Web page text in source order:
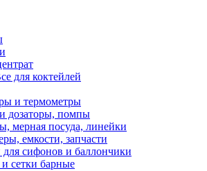
для коктейлей
и термометры
дозаторы, помпы
мерная посуда, линейки
емкости, запчасти
для сифонов и баллончики
сетки барные